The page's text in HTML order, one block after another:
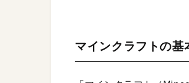
マインクラフトの基